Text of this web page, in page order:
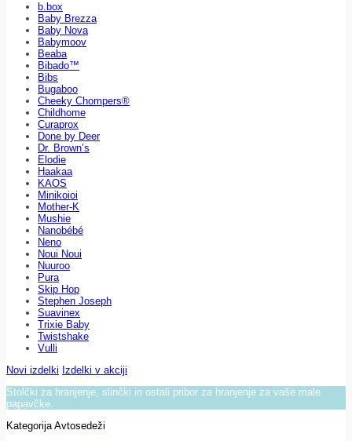
b.box
Baby Brezza
Baby Nova
Babymoov
Beaba
Bibado™
Bibs
Bugaboo
Cheeky Chompers®
Childhome
Curaprox
Done by Deer
Dr. Brown’s
Elodie
Haakaa
KAOS
Minikoioi
Mother-K
Mushie
Nanobébé
Neno
Noui Noui
Nuuroo
Pura
Skip Hop
Stephen Joseph
Suavinex
Trixie Baby
Twistshake
Vulli
Novi izdelki Izdelki v akciji
Stolčki za hranjenje, slinčki in ostali pribor za hranjenje za vaše male
papavčke.
Kategorija Avtosedeži